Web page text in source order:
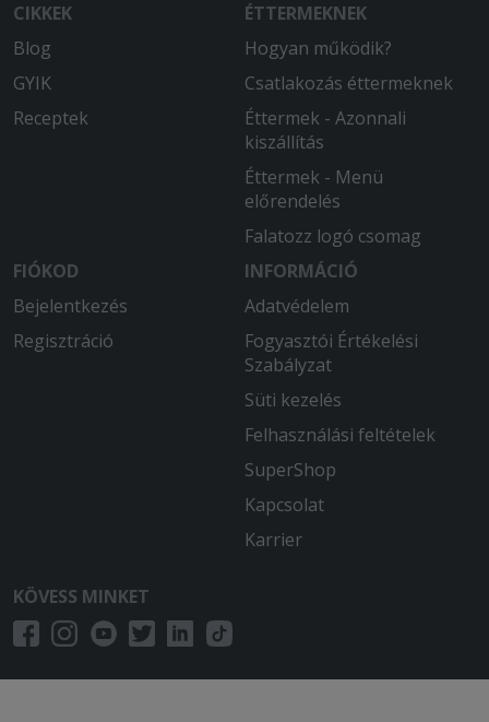
CIKKEK
Blog
GYIK
Receptek
ÉTTERMEKNEK
Hogyan működik?
Csatlakozás éttermeknek
Éttermek - Azonnali
kiszállítás
Éttermek - Menü
előrendelés
Falatozz logó csomag
FIÓKOD
Bejelentkezés
Regisztráció
INFORMÁCIÓ
Adatvédelem
Fogyasztói Értékelési
Szabályzat
Süti kezelés
Felhasználási feltételek
SuperShop
Kapcsolat
Karrier
KÖVESS MINKET